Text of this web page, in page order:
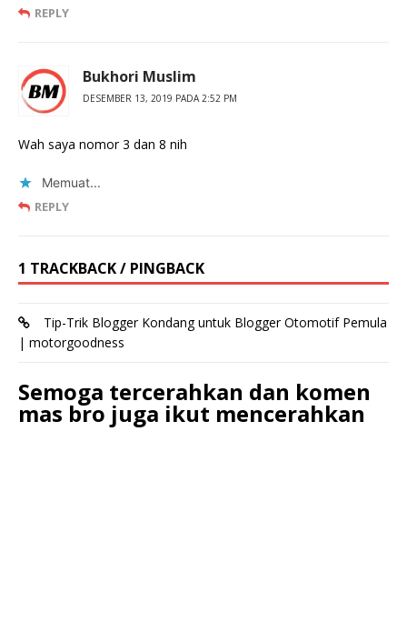
REPLY
Bukhori Muslim
DESEMBER 13, 2019 PADA 2:52 PM
Wah saya nomor 3 dan 8 nih
Memuat...
REPLY
1 TRACKBACK / PINGBACK
Tip-Trik Blogger Kondang untuk Blogger Otomotif Pemula
| motorgoodness
Semoga tercerahkan dan komen
mas bro juga ikut mencerahkan